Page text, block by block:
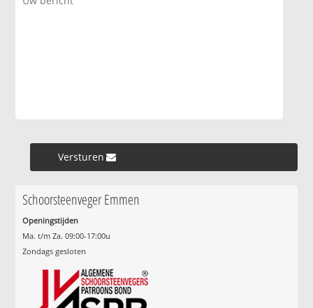
Versturen »
Schoorsteenveger Emmen
Openingstijden
Ma. t/m Za. 09:00-17:00u
Zondags gesloten